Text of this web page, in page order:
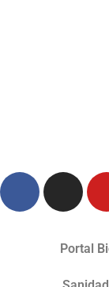
Portal